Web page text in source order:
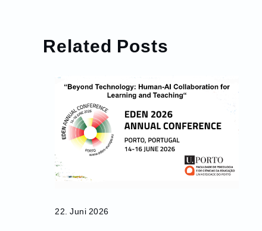
Related Posts
22. Juni 2026